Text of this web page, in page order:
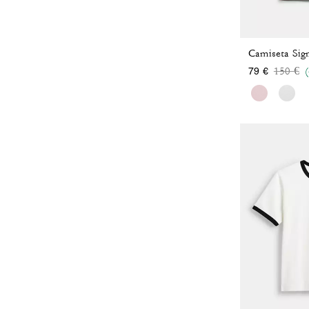
79 € Price
150 €to